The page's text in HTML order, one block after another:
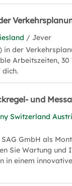
/ Jever
der
Arbeitszeiten,
und
Switzerland
GmbH als
Sie Wartung und
in einem